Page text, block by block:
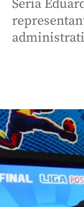
Sería